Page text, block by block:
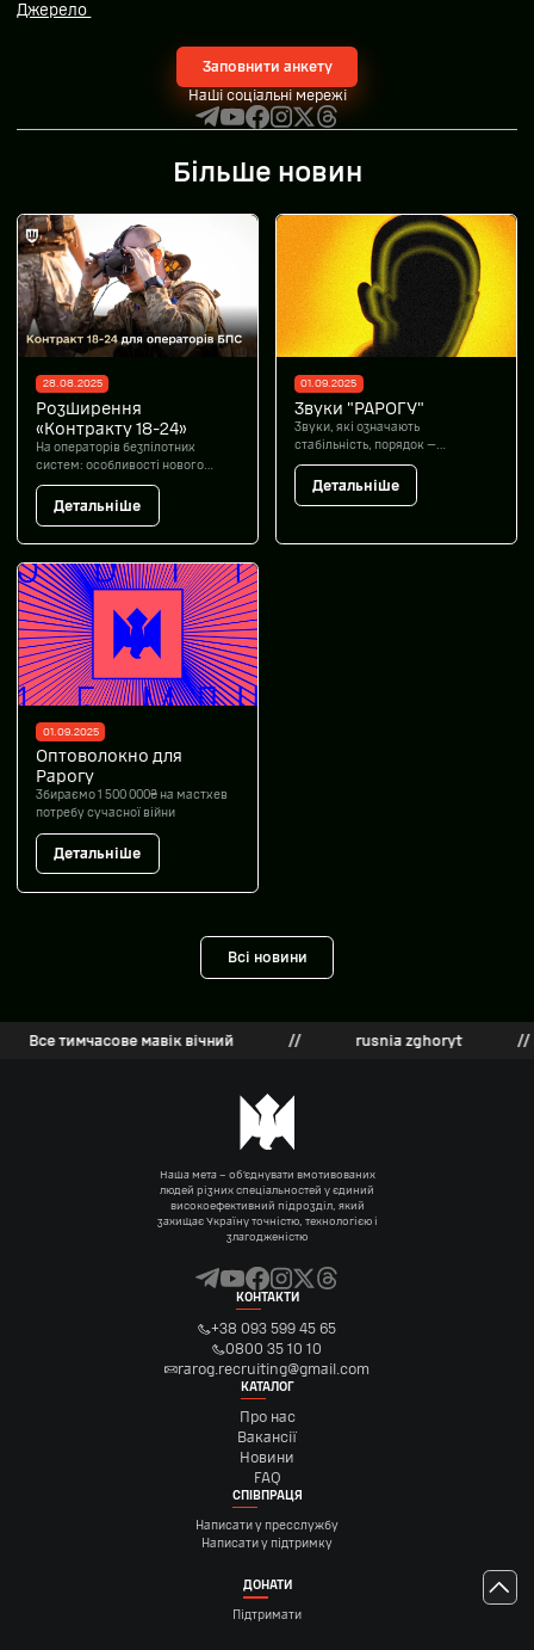
Джерело
Заповнити анкету
Наші соціальні мережі
Більше новин
28.08.2025
Розширення
«Контракту 18-24»
На операторів безпілотних
систем: особливості нового
контракту 18-24
Детальніше
01.09.2025
Звуки "РАРОГУ"
Звуки, які означають
стабільність, порядок —
кінець для ворога.
Детальніше
01.09.2025
Оптоволокно для
Рарогу
Збираємо 1 500 000₴ на мастхев
потребу сучасної війни
Детальніше
Всі новини
Все тимчасове мавік вічний rusnia zghoryt
Наша мета – об’єднувати вмотивованих
людей різних спеціальностей у єдиний
високоефективний підрозділ, який
захищає Україну точністю, технологією і
злагодженістю
КОНТАКТИ
+38 093 599 45 65
0800 35 10 10
rarog.recruiting@gmail.com
КАТАЛОГ
Про нас
Вакансії
Новини
FAQ
СПІВПРАЦЯ
Написати у пресслужбу
Написати у підтримку
ДОНАТИ
Підтримати